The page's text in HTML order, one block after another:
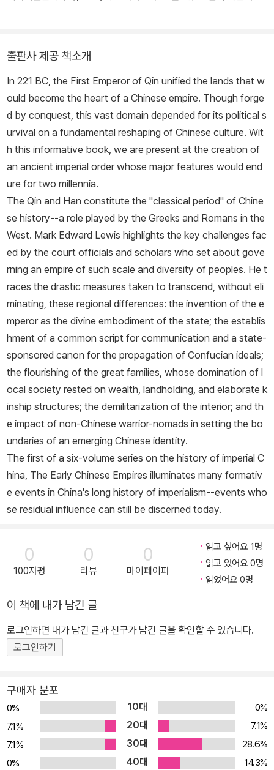
드 대학교 출판부에서 발간하는 『하버드 중국사 시리즈』의 책임편집
자로 편찬을 이끌었으며, 그중 『하버드 중국사 원·명: 곤경에 빠진 제
국』을 썼다. 저서로 『쾌락의 혼돈: 중국 명대의 상업과 문화』, 『베르메
르의 모자』, 『셀던의 중국지도』, 『몰락의 대가: 기후위기와 물가 그리
고 명제국의 붕괴』 등이 있다.
출판사 제공 책소개
In 221 BC, the First Emperor of Qin unified the lands that w
ould become the heart of a Chinese empire. Though forge
d by conquest, this vast domain depended for its political s
urvival on a fundamental reshaping of Chinese culture. Wit
h this informative book, we are present at the creation of
an ancient imperial order whose major features would end
ure for two millennia.
The Qin and Han constitute the "classical period" of Chine
se history--a role played by the Greeks and Romans in the
West. Mark Edward Lewis highlights the key challenges fac
ed by the court officials and scholars who set about gove
rning an empire of such scale and diversity of peoples. He t
races the drastic measures taken to transcend, without eli
minating, these regional differences: the invention of the e
mperor as the divine embodiment of the state; the establis
hment of a common script for communication and a state-
sponsored canon for the propagation of Confucian ideals;
the flourishing of the great families, whose domination of l
ocal society rested on wealth, landholding, and elaborate k
inship structures; the demilitarization of the interior; and th
e impact of non-Chinese warrior-nomads in setting the bo
undaries of an emerging Chinese identity.
The first of a six-volume series on the history of imperial C
hina, The Early Chinese Empires illuminates many formativ
e events in China's long history of imperialism--events who
se residual influence can still be discerned today.
0
100자평
0
리뷰
0
마이페이퍼
읽고 싶어요 1명
읽고 있어요 0명
읽었어요 0명
이 책에 내가 남긴 글
로그인하면 내가 남긴 글과 친구가 남긴 글을 확인할 수 있습니다.
로그인하기
구매자 분포
0% 10대
0%
7.1%
20대
7.1%
7.1%
30대
28.6%
0%
40대
14.3%